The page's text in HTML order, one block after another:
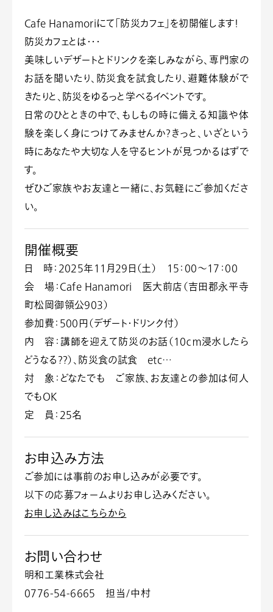
Cafe Hanamoriにて「防災カフェ」を初開催します！
防災カフェとは・・・
美味しいデザートとドリンクを楽しみながら、専門家の
お話を聞いたり、防災食を試食したり、避難体験がで
きたりと、防災をゆるっと学べるイベントです。
日常のひとときの中で、もしもの時に備える知識や体
験を楽しく身につけてみませんか？きっと、いざという
時にあなたや大切な人を守るヒントが見つかるはずで
す。
ぜひご家族やお友達と一緒に、お気軽にご参加くださ
い。
開催概要
日 時：2025年11月29日（土） 15：00～17：00
会 場：Cafe Hanamori 医大前店（吉田郡永平寺
町松岡御領公903）
参加費：500円（デザート・ドリンク付）
内 容 ：講師を迎えて防災のお話（10ｃｍ浸水したら
どうなる？？）、防災食の試食 etc…
対 象：どなたでも ご家族、お友達との参加は何人
でもOK
定 員：25名
お申込み方法
ご参加には事前のお申し込みが必要です。
以下の応募フォームよりお申し込みください。
お申し込みはこちらから
お問い合わせ
明和工業株式会社
0776-54-6665 担当/中村